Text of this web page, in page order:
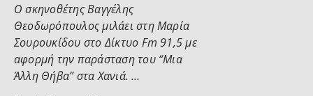
Ο σκηνοθέτης Βαγγέλης
Θεοδωρόπουλος μιλάει στη Μαρία
Σουρουκίδου στο Δίκτυο Fm 91,5 με
αφορμή την παράσταση του “Μια
Άλλη Θήβα” στα Χανιά. …